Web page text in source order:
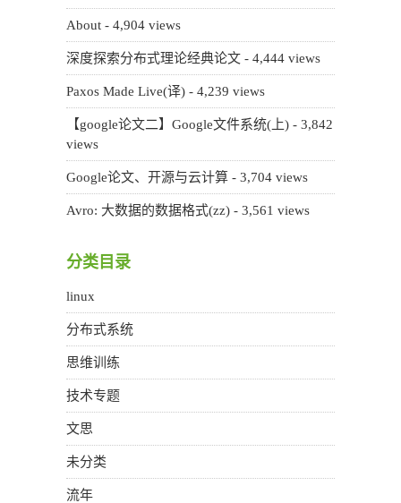
About - 4,904 views
深度探索分布式理论经典论文 - 4,444 views
Paxos Made Live(译) - 4,239 views
【google论文二】Google文件系统(上) - 3,842
views
Google论文、开源与云计算 - 3,704 views
Avro: 大数据的数据格式(zz) - 3,561 views
分类目录
linux
分布式系统
思维训练
技术专题
文思
未分类
流年